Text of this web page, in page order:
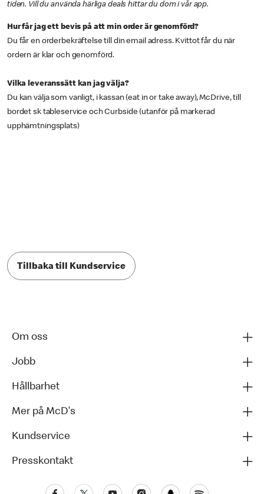
tiden. Vill du använda härliga deals hittar du dom i vår app.
Hur får jag ett bevis på att min order är genomförd?
Du får en orderbekräftelse till din email adress. Kvittot får du när
ordern är klar och genomförd.
Vilka leveranssätt kan jag välja?
Du kan välja som vanligt, i kassan (eat in or take away), McDrive, till
bordet sk tableservice och Curbside (utanför på markerad
upphämtningsplats)
Tillbaka till Kundservice
Om oss
Jobb
Hållbarhet
Mer på McD's
Kundservice
Presskontakt